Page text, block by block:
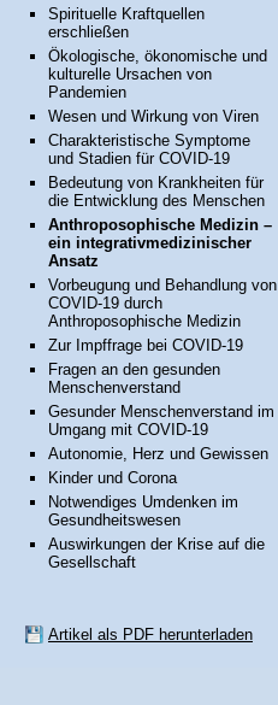
Spirituelle Kraftquellen
erschließen
Ökologische, ökonomische und
kulturelle Ursachen von
Pandemien
Wesen und Wirkung von Viren
Charakteristische Symptome
und Stadien für COVID-19
Bedeutung von Krankheiten für
die Entwicklung des Menschen
Anthroposophische Medizin –
ein integrativmedizinischer
Ansatz
Vorbeugung und Behandlung von
COVID-19 durch
Anthroposophische Medizin
Zur Impffrage bei COVID-19
Fragen an den gesunden
Menschenverstand
Gesunder Menschenverstand im
Umgang mit COVID-19
Autonomie, Herz und Gewissen
Kinder und Corona
Notwendiges Umdenken im
Gesundheitswesen
Auswirkungen der Krise auf die
Gesellschaft
Artikel als PDF herunterladen